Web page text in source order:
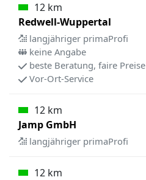
12 km
Redwell-Wuppertal
langjähriger primaProfi
keine Angabe
beste Beratung, faire Preise
Vor-Ort-Service
12 km
Jamp GmbH
langjähriger primaProfi
12 km